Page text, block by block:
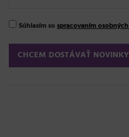
Súhlasím so spracovaním